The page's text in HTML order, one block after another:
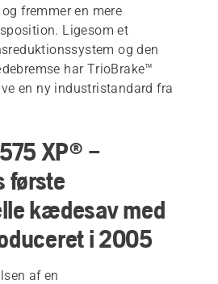
fremmer en mere
Ligesom et
og den
har TrioBrake™
en ny industristandard fra
XP® –
første
kædesav med
i 2005
af en